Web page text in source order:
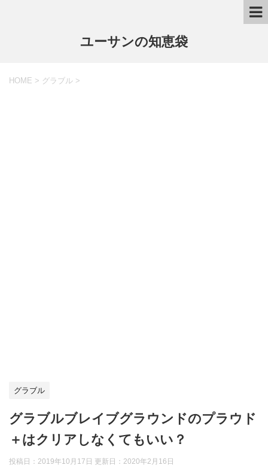
ユーサンの知恵袋
HOME > グラブル >
グラブル
グラブルブレイブグラウンドのプラウド
＋はクリアしなくてもいい？
投稿日：2019年10月17日 更新日： 2020年2月16日